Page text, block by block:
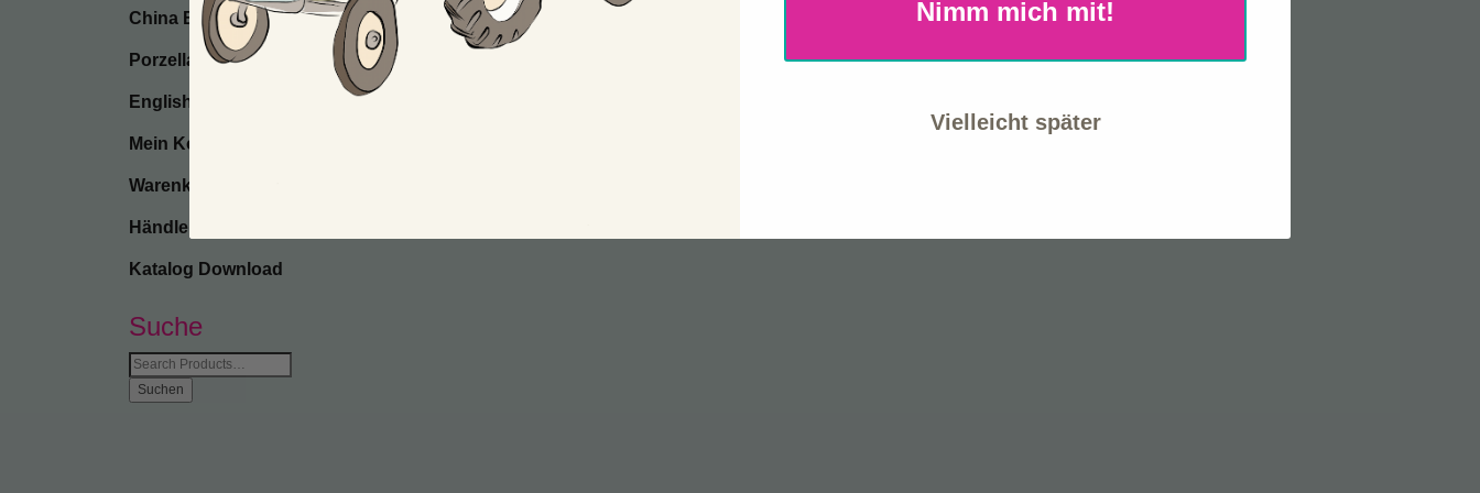
China Bone
Porzellan
English
Mein Konto
Warenkorb
Händler-Anmeldung
Katalog Download
Suche
Suche
nach:
Nimm mich mit!
Vielleicht später